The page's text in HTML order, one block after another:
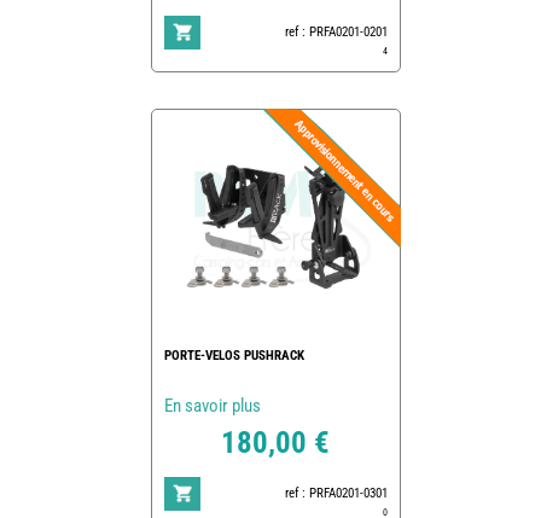
ref : PRFA0201-0201
4
PORTE-VELOS PUSHRACK
En savoir plus
180,00 €
ref : PRFA0201-0301
0